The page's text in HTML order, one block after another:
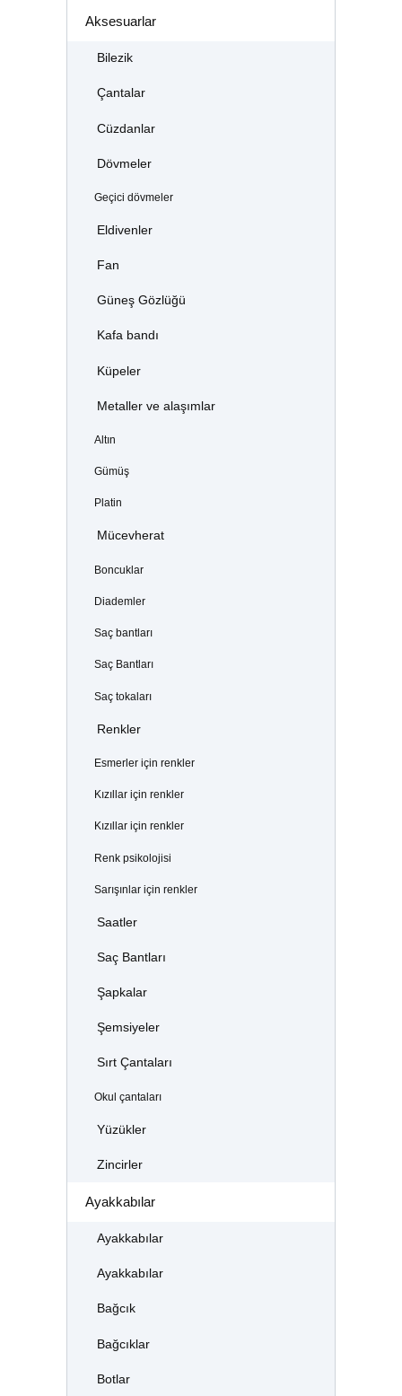
Aksesuarlar
Bilezik
Çantalar
Cüzdanlar
Dövmeler
Geçici dövmeler
Eldivenler
Fan
Güneş Gözlüğü
Kafa bandı
Küpeler
Metaller ve alaşımlar
Altın
Gümüş
Platin
Mücevherat
Boncuklar
Diademler
Saç bantları
Saç Bantları
Saç tokaları
Renkler
Esmerler için renkler
Kızıllar için renkler
Kızıllar için renkler
Renk psikolojisi
Sarışınlar için renkler
Saatler
Saç Bantları
Şapkalar
Şemsiyeler
Sırt Çantaları
Okul çantaları
Yüzükler
Zincirler
Ayakkabılar
Ayakkabılar
Ayakkabılar
Bağcık
Bağcıklar
Botlar